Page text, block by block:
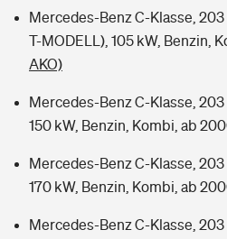
Mercedes-Benz C-Klasse, 203
T-MODELL), 105 kW, Benzin,
AKO)
Mercedes-Benz C-Klasse, 203
150 kW, Benzin, Kombi, ab
Mercedes-Benz C-Klasse, 203
170 kW, Benzin, Kombi, ab
Mercedes-Benz C-Klasse, 203